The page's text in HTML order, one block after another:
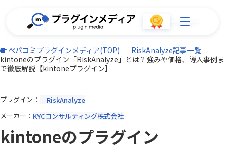
ペパコミプラグインメディア(TOP)
RiskAnalyze記事一覧
kintoneのプラグイン「RiskAnalyze」とは？強みや価格、導入事例ま
で徹底解説【kintoneプラグイン】
プラグイン
RiskAnalyze
メーカー
KYCコンサルティング株式会社
kintoneのプラグイン